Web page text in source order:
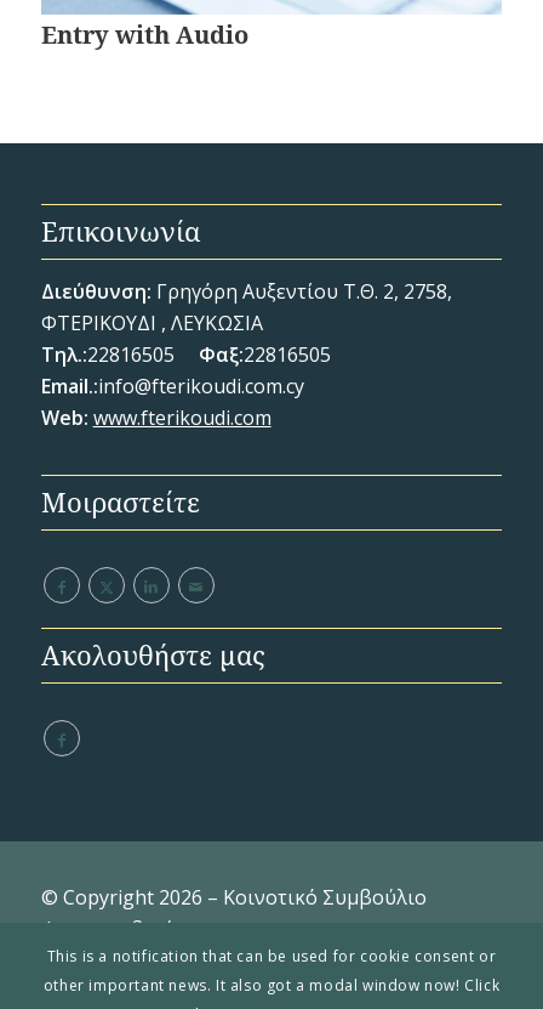
Entry with Audio
Επικοινωνία
Διεύθυνση: Γρηγόρη Αυξεντίου Τ.Θ. 2, 2758,
ΦΤΕΡΙΚΟΥΔΙ , ΛΕΥΚΩΣΙΑ
Τηλ.:22816505 Φαξ:22816505
Email.:info@fterikoudi.com.cy
Web: www.fterikoudi.com
Μοιραστείτε
Ακολουθήστε μας
© Copyright 2026 – Κοινοτικό Συμβούλιο
Φτερικουδιού
This is a notification that can be used for cookie consent or
other important news. It also got a modal window now! Click